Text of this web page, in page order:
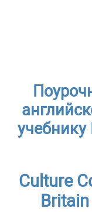
Culture
Britain